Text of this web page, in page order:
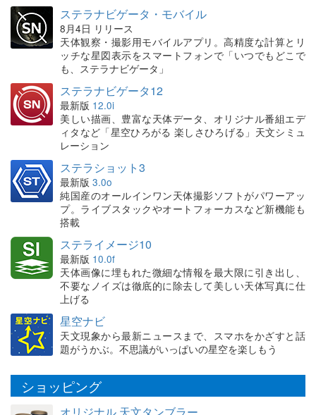
ステラナビゲータ・モバイル
8月4日 リリース
天体観察・撮影用モバイルアプリ。高精度な計算とリ
ッチな星図表示をスマートフォンで「いつでもどこで
も、ステラナビゲータ」
ステラナビゲータ12
最新版 12.0i
美しい描画、豊富な天体データ、オリジナル番組エデ
ィタなど「星空ひろがる 楽しさひろげる」天文シミュ
レーション
ステラショット3
最新版 3.0o
純国産のオールインワン天体撮影ソフトがパワーアッ
プ。ライブスタックやオートフォーカスなど新機能も
搭載
ステライメージ10
最新版 10.0f
天体画像に埋もれた微細な情報を最大限に引き出し、
不要なノイズは徹底的に除去して美しい天体写真に仕
上げる
星空ナビ
天文現象から最新ニュースまで、スマホをかざすと話
題がうかぶ。不思議がいっぱいの星空を楽しもう
ショッピング